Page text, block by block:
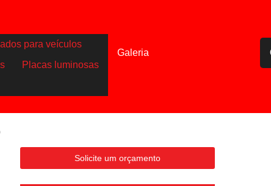
para veículos
Placas luminosas
Galeria
Solicite um orçamento